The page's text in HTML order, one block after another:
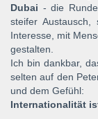
Dubai - die
steifer Austausch,
Interesse, mit
gestalten.
Ich bin dankbar,
selten auf den
und dem Gefühl:
Internationalität